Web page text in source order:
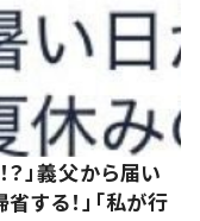
」義父から届い
する！」「私が行